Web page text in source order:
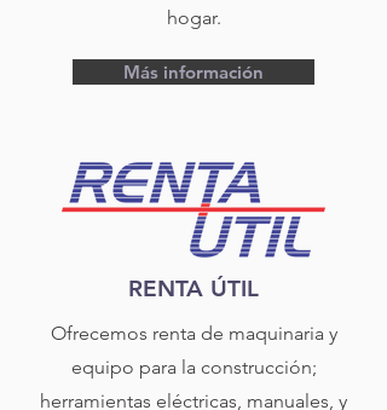
hogar.
Más información
RENTA ÚTIL
Ofrecemos renta de maquinaria y
equipo para la construcción;
herramientas eléctricas, manuales, y